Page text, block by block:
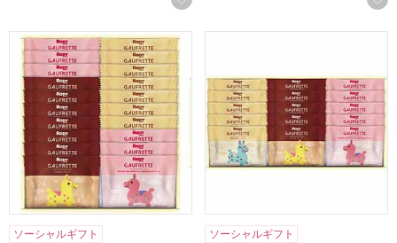
ロディ 3種類のゴーフレット詰合せボックス[RGFT-20]【年
ソーシャルギフト ソーシャルギフト